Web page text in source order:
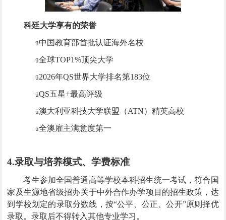
科廷大学享有的荣誉
ü中国教育部首批认证海外名校
ü全球TOP1%顶尖大学
ü2026年QS世界大学排名第183位
üQS五星+最高评级
ü澳大利亚科技大学联盟 （ATN）精英高校
ü全澳雇主满意度第一
4.录取与培养模式、学费标准
考生参加全国普通高等学校本科招生统一考试，符合国
家及生源地省级招办关于中外合作办学项目的招生政策，达
到学校划定的录取分数线，按“公平、公正、公开”原则择优
录取。录取后不得转入其他专业学习。